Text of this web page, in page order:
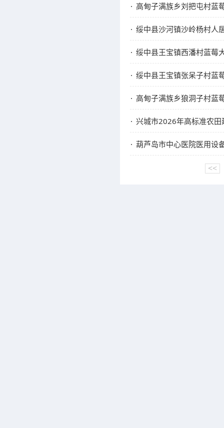
高甸子满族乡刘把屯村蓝
绥中县沙河镇沙岭杨村人
绥中县王宝镇西潘村蓝莓
绥中县王宝镇张呆子村蓝
高甸子满族乡狼洞子村蓝
兴城市2026年高标准农
葫芦岛市中心医院医用设
<<